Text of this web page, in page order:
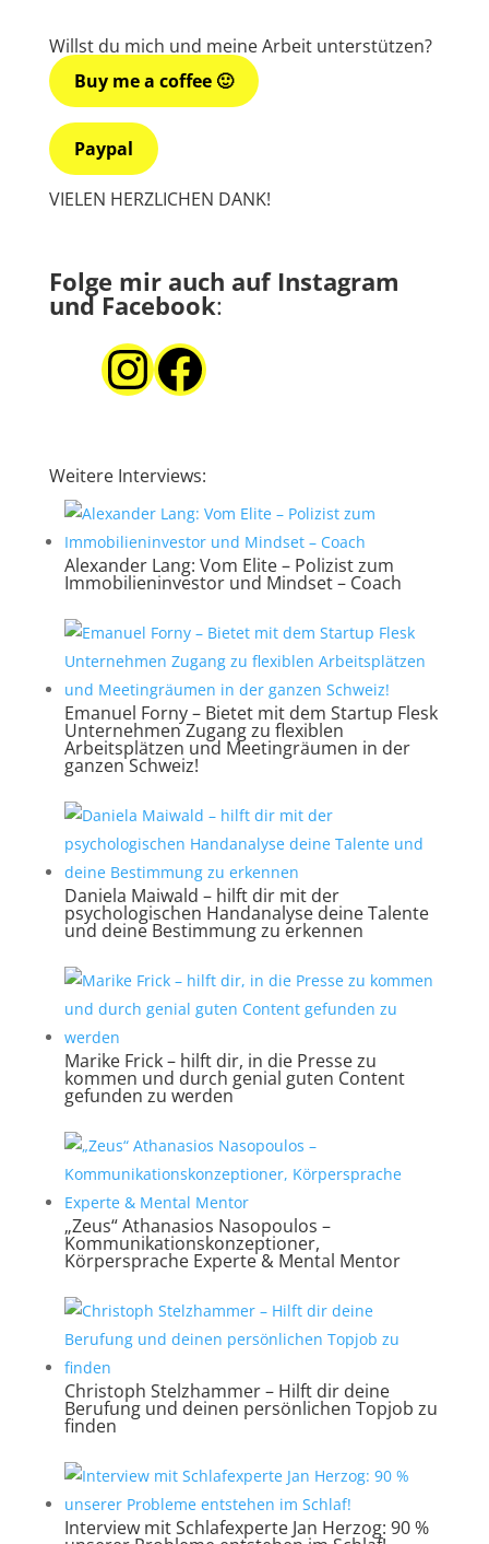
Willst du mich und meine Arbeit unterstützen?
Buy me a coffee 🙂
Paypal
VIELEN HERZLICHEN DANK!
Folge mir auch auf Instagram
und Facebook:
Instagram
Facebook
Weitere Interviews:
Alexander Lang: Vom Elite – Polizist zum
Immobilieninvestor und Mindset – Coach
Emanuel Forny – Bietet mit dem Startup Flesk
Unternehmen Zugang zu flexiblen
Arbeitsplätzen und Meetingräumen in der
ganzen Schweiz!
Daniela Maiwald – hilft dir mit der
psychologischen Handanalyse deine Talente
und deine Bestimmung zu erkennen
Marike Frick – hilft dir, in die Presse zu
kommen und durch genial guten Content
gefunden zu werden
„Zeus“ Athanasios Nasopoulos –
Kommunikationskonzeptioner,
Körpersprache Experte & Mental Mentor
Christoph Stelzhammer – Hilft dir deine
Berufung und deinen persönlichen Topjob zu
finden
Interview mit Schlafexperte Jan Herzog: 90 %